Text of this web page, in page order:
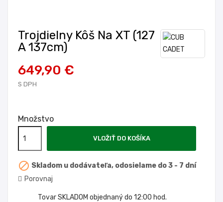
Trojdielny Kôš Na XT (127
A 137cm)
649,90 €
S DPH
Množstvo
VLOŽIŤ DO KOŠÍKA
 Skladom u dodávateľa, odosielame do 3 - 7 dní
Porovnaj
Tovar SKLADOM objednaný do 12:00 hod.